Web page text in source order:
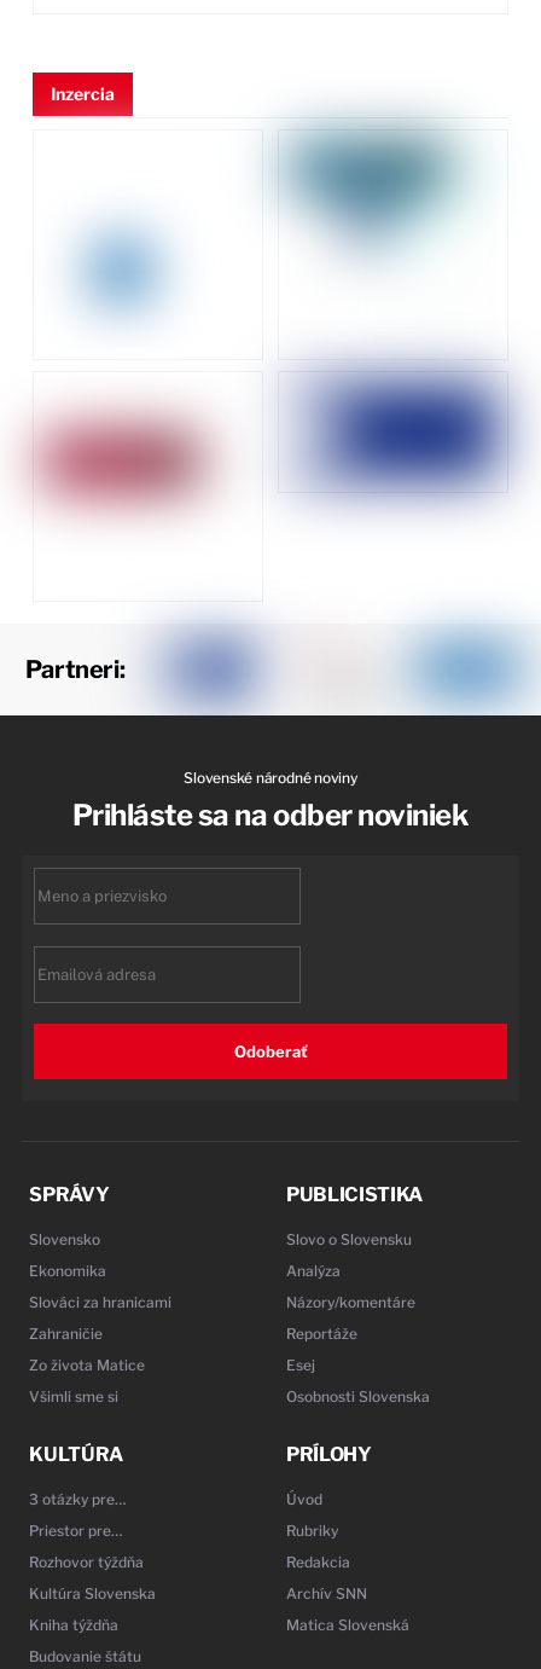
Inzercia
Partneri:
Slovenské národné noviny
Prihláste sa na odber noviniek
Odoberať
SPRÁVY
Slovensko
Ekonomika
Slováci za hranicami
Zahraničie
Zo života Matice
Všimli sme si
PUBLICISTIKA
Slovo o Slovensku
Analýza
Názory/komentáre
Reportáže
Esej
Osobnosti Slovenska
KULTÚRA
3 otázky pre…
Priestor pre…
Rozhovor týždňa
Kultúra Slovenska
Kniha týždňa
Budovanie štátu
PRÍLOHY
Úvod
Rubriky
Redakcia
Archív SNN
Matica Slovenská